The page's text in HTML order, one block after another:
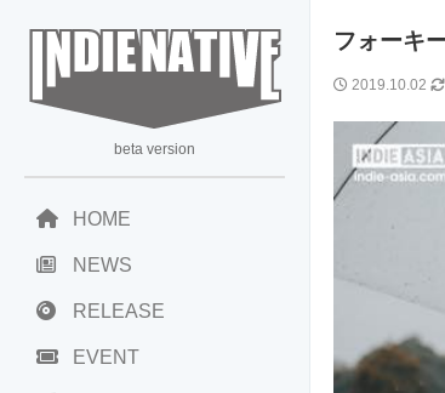
beta version
HOME
NEWS
RELEASE
EVENT
フォーキ
2019.10.02